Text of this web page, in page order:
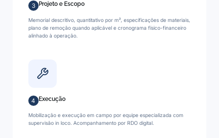
3 Projeto e Escopo
Memorial descritivo, quantitativo por m², especificações de materiais,
plano de remoção quando aplicável e cronograma físico-financeiro
alinhado à operação.
4 Execução
Mobilização e execução em campo por equipe especializada com
supervisão in loco. Acompanhamento por RDO digital.